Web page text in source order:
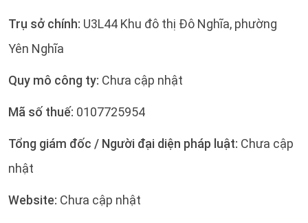
Trụ sở chính: U3L44 Khu đô thị Đô Nghĩa, phường
Yên Nghĩa
Quy mô công ty: Chưa cập nhật
Mã số thuế: 0107725954
Tổng giám đốc / Người đại diện pháp luật: Chưa cập
nhật
Website: Chưa cập nhật